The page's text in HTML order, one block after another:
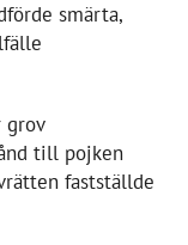
smärta,
grov
till pojken
fastställde